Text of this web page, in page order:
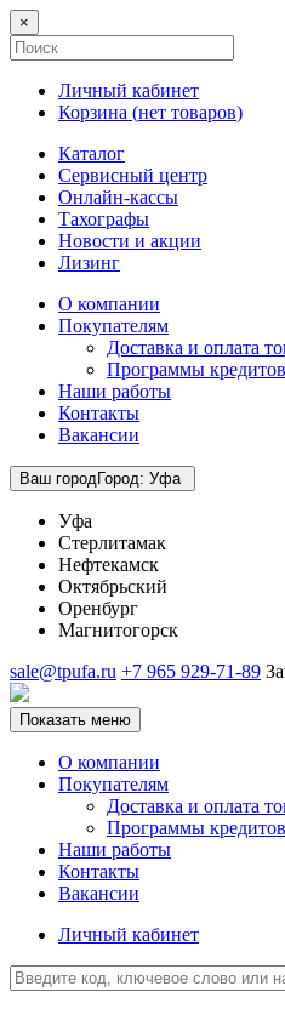
×
Личный кабинет
Корзина (нет товаров)
Каталог
Сервисный центр
Онлайн-кассы
Тахографы
Новости и акции
Лизинг
О компании
Покупателям
Доставка и оплата
Программы
Наши работы
Контакты
Вакансии
Ваш городГород: Уфа
Уфа
Стерлитамак
Нефтекамск
Октябрьский
Оренбург
Магнитогорск
sale@tpufa.ru +7 965 929-71-89
Показать меню
О компании
Покупателям
Доставка и оплата
Программы
Наши работы
Контакты
Вакансии
Личный кабинет